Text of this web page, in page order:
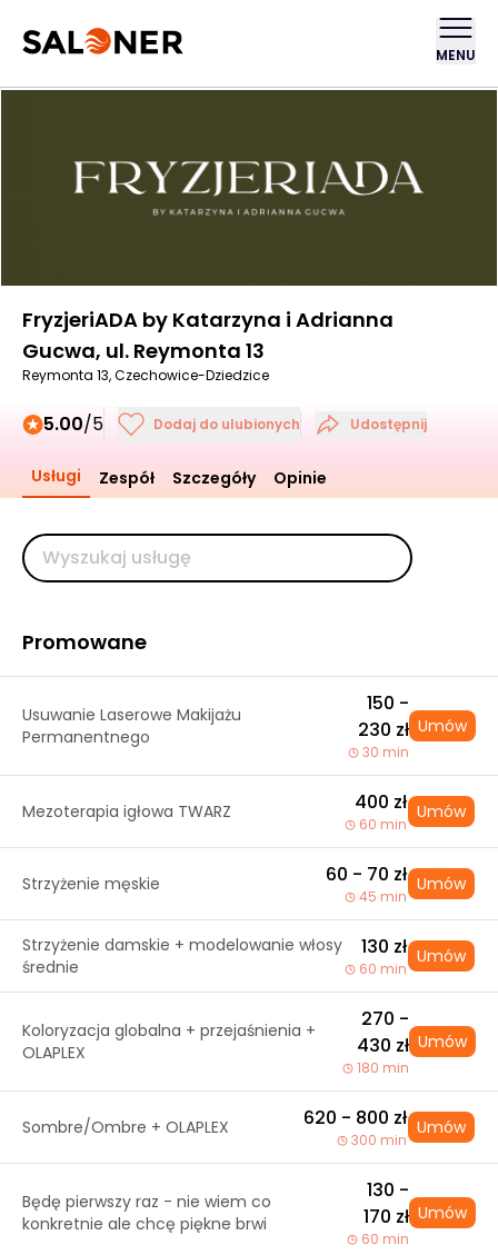
MENU
FryzjeriADA by Katarzyna i Adrianna
Gucwa, ul. Reymonta 13
Reymonta 13, Czechowice-Dziedzice
5.00/5 Dodaj do ulubionych Udostępnij
Usługi Zespół Szczegóły Opinie
Promowane
Usuwanie Laserowe Makijażu
Permanentnego
150 -
230 zł
30 min
Umów
Mezoterapia igłowa TWARZ 400 zł
60 min
Umów
Strzyżenie męskie 60 - 70 zł
45 min
Umów
Strzyżenie damskie + modelowanie włosy
średnie
130 zł
60 min
Umów
Koloryzacja globalna + przejaśnienia +
OLAPLEX
270 -
430 zł
180 min
Umów
Sombre/Ombre + OLAPLEX 620 - 800 zł
300 min
Umów
Będę pierwszy raz - nie wiem co
konkretnie ale chcę piękne brwi
130 -
170 zł
60 min
Umów